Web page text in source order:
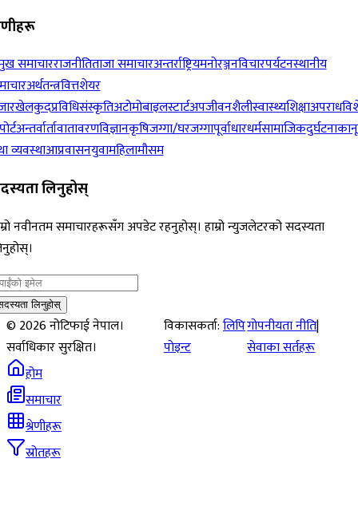
समाचारराजनीतिताजा समाचारअन्तर्राष्ट्रियमनोरञ्जनविचारपर्यटनस्थानीय
अर्थतन्त्रवित्तशेयर
खेलकुदप्रविधिसंस्कृतिअटोमोबाइलस्टार्टअपजीवनशैलीस्वास्थ्यशिक्षाअपराध
अन्तर्वार्तावातावरणविज्ञानकृषिजग्गा/घरजग्गापूर्वाधारधर्मसामाजिकदुर्घटना
व्यवस्थाआप्रवासनयुवामहिलामौसम
लिनुहोस्
नवीनतम समाचारहरूसँग अपडेट रहनुहोस्। हाम्रो न्युजलेटरको सदस्यता
लिनुहोस्
©2026नोटिफाई नेपाल।
सर्वाधिकार सुरक्षित।
विकासकर्ता:लिपि
पोइन्ट
गोपनीयता नीति|
सेवाका सर्तहरू
होम
समाचार
श्रेणीहरू
स्रोतहरू